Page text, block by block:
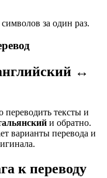
символов за один раз.
↔
переводить тексты и
и обратно.
варианты перевода и
к переводу